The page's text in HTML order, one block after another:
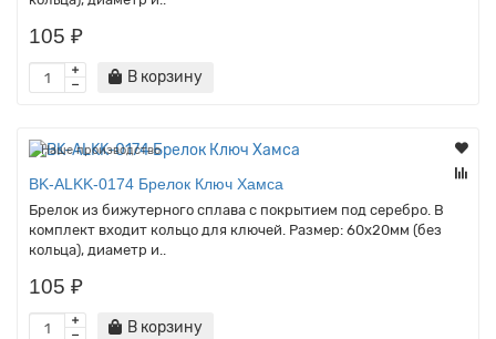
105 ₽
В корзину
Наше производство
BK-ALKK-0174 Брелок Ключ Хамса
Брелок из бижутерного сплава с покрытием под серебро. В
комплект входит кольцо для ключей. Размер: 60х20мм (без
кольца), диаметр и..
105 ₽
В корзину